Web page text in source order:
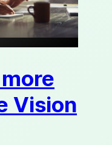
more
Vision